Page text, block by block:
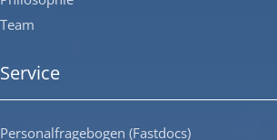
Team
Service
Personalfragebogen (Fastdocs)